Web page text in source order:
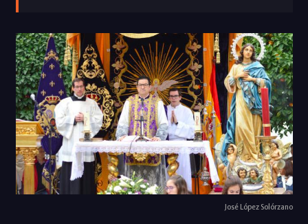
José López Solórzano